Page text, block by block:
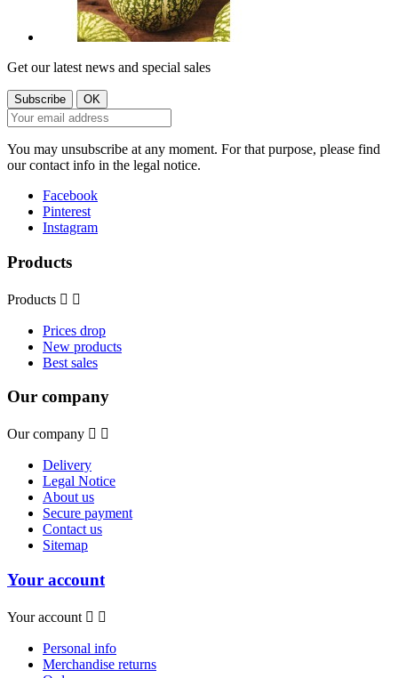
Get our latest news and special sales
You may unsubscribe at any moment. For that purpose, please find
our contact info in the legal notice.
Facebook
Pinterest
Instagram
Products
Products  
Prices drop
New products
Best sales
Our company
Our company  
Delivery
Legal Notice
About us
Secure payment
Contact us
Sitemap
Your account
Your account  
Personal info
Merchandise returns